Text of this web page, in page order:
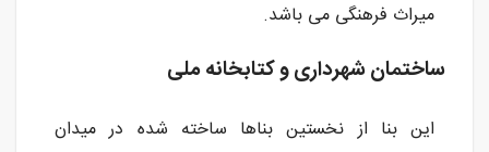
میراث فرهنگی می باشد.
ساختمان شهرداری و کتابخانه ملی
این بنا از نخستین بناها ساخته شده در میدان